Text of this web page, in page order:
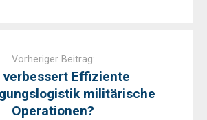
Vorheriger Beitrag:
verbessert Effiziente
militärische
Operationen?